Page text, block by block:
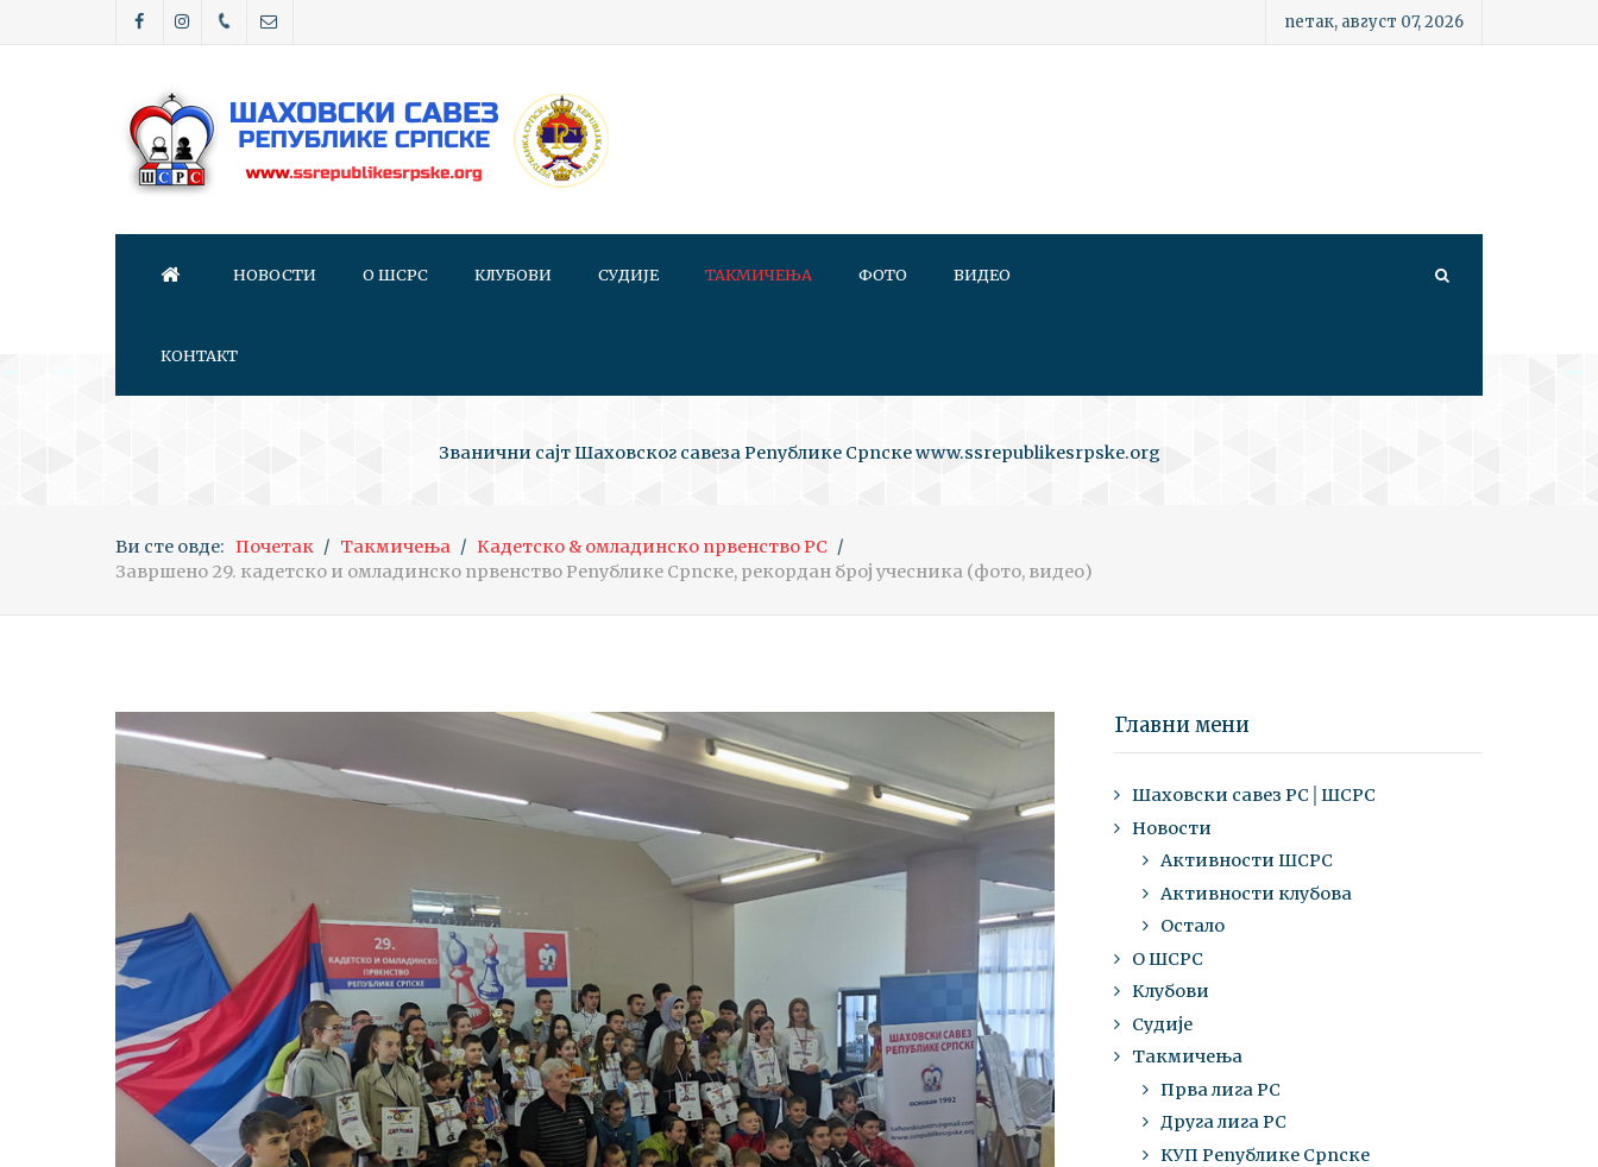
петак, август 07, 2026
НОВОСТИ О ШСРС КЛУБОВИ СУДИЈЕ ТАКМИЧЕЊА ФОТО ВИДЕО
КОНТАКТ
Званични сајт Шаховског савеза Републике Српске www.ssrepublikesrpske.org
Ви сте овде: Почетак Такмичења
Кадетско & омладинско првенство РС
Завршено 29. кадетско и омладинско првенство Републике Српске, рекордан број учесника (фото, видео)
Главни мени
Шаховски савез РС│ШСРС
Новости
Активности ШСРС
Активности клубова
Остало
О ШСРС
Клубови
Судије
Такмичења
Прва лига РС
Друга лига РС
КУП Републике Српске